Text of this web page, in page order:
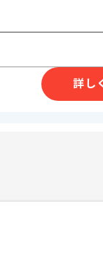
がある企業の案件で
経験を活かすことが
技術を積極的に導入
アと成長が出来る
い方、長期的に参
詳し